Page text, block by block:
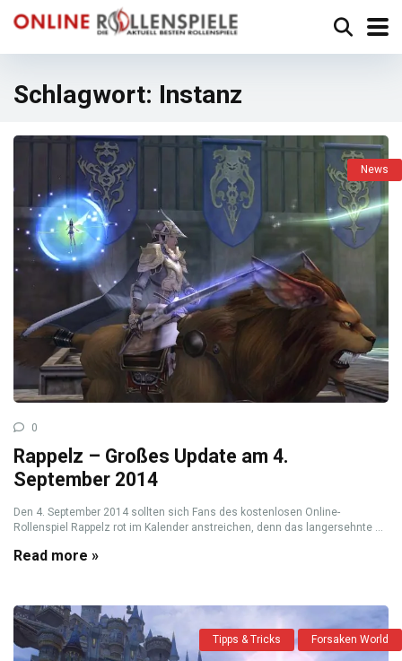
Schlagwort: Instanz
News
0
Rappelz – Großes Update am 4.
September 2014
Den 4. September 2014 sollten sich Fans des kostenlosen Online-
Rollenspiel Rappelz rot im Kalender anstreichen, denn das langersehnte ...
Read more »
Tipps & Tricks Forsaken World